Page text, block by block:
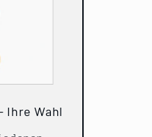
Ihre Wahl